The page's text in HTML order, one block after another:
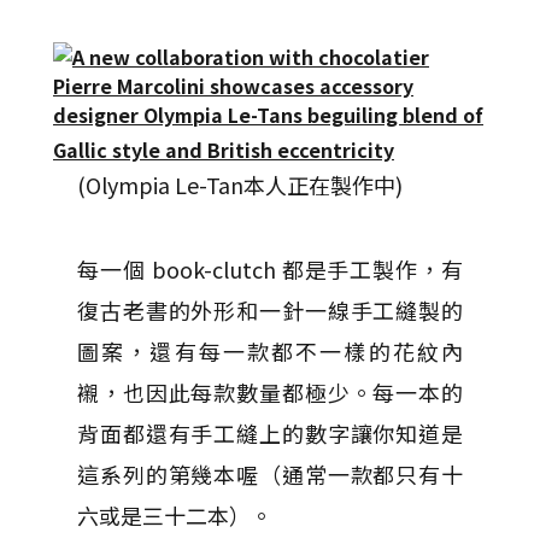
(Olympia Le-Tan本人正在製作中)
每一個 book-clutch 都是手工製作，有
復古老書的外形和一針一線手工縫製的
圖案，還有每一款都不一樣的花紋內
襯，也因此每款數量都極少。每一本的
背面都還有手工縫上的數字讓你知道是
這系列的第幾本喔（通常一款都只有十
六或是三十二本）。